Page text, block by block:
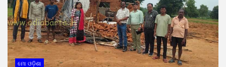
ମୋ ଓଡ଼ିଶା